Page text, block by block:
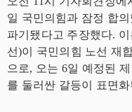
일 국민의힘과 잠정 합
파기됐다고 주장했다.
선)이 국민의힘 노선 재
으로, 오는 6일 예정된
를 둘러싼 갈등이 표면